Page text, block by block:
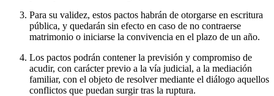
Para su validez, estos pactos habrán de otorgarse en escritura
pública, y quedarán sin efecto en caso de no contraerse
matrimonio o iniciarse la convivencia en el plazo de un año.
Los pactos podrán contener la previsión y compromiso de
acudir, con carácter previo a la vía judicial, a la mediación
familiar, con el objeto de resolver mediante el diálogo aquellos
conflictos que puedan surgir tras la ruptura.